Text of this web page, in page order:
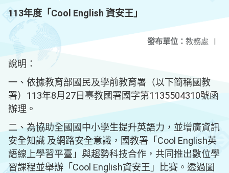
113年度「Cool English 資安王」
發布單位： 教務處 |
說明：
一、依據教育部國民及學前教育署（以下簡稱國教
署）113年8月27日臺教國署國字第1135504310號函
辦理。
二、為協助全國國中小學生提升英語力，並增廣資訊
安全知識 及網路安全意識，國教署「Cool English英
語線上學習平臺」與趨勢科技合作，共同推出數位學
習課程並舉辦「Cool English資安王」比賽。透過圖